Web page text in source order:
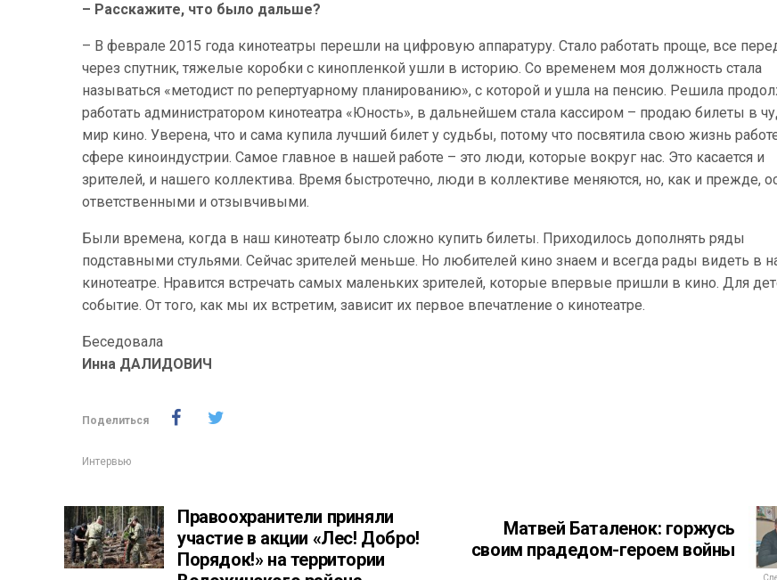
– Расскажите, что было дальше?
– В феврале 2015 года кинотеатры перешли на цифровую аппаратуру. Стало работать проще, все
через спутник, тяжелые коробки с кинопленкой ушли в историю. Со временем моя должность стала
называться «методист по репертуарному планированию», с которой и ушла на пенсию. Решила
работать администратором кинотеатра «Юность», в дальнейшем стала кассиром – продаю билеты в
мир кино. Уверена, что и сама купила лучший билет у судьбы, потому что посвятила свою жизнь
сфере киноиндустрии. Самое главное в нашей работе – это люди, которые вокруг нас. Это касается и
зрителей, и нашего коллектива. Время быстротечно, люди в коллективе меняются, но, как и прежде,
ответственными и отзывчивыми.
Были времена, когда в наш кинотеатр было сложно купить билеты. Приходилось дополнять ряды
подставными стульями. Сейчас зрителей меньше. Но любителей кино знаем и всегда рады видеть в
кинотеатре. Нравится встречать самых маленьких зрителей, которые впервые пришли в кино. Для
событие. От того, как мы их встретим, зависит их первое впечатление о кинотеатре.
Беседовала
Инна ДАЛИДОВИЧ
Поделиться
Интервью
Правоохранители приняли
участие в акции «Лес! Добро!
Порядок!» на территории
Матвей Баталенок: горжусь
своим прадедом-героем войны